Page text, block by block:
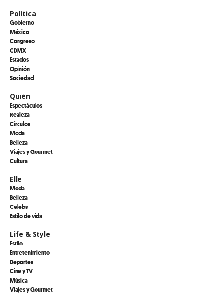
Política
Gobierno
México
Congreso
CDMX
Estados
Opinión
Sociedad
Quién
Espectáculos
Realeza
Círculos
Moda
Belleza
Viajes y Gourmet
Cultura
Elle
Moda
Belleza
Celebs
Estilo de vida
Life & Style
Estilo
Entretenimiento
Deportes
Cine y TV
Música
Viajes y Gourmet